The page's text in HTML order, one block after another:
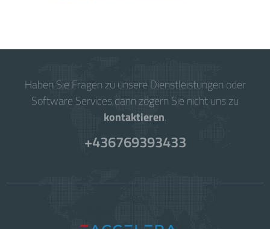
Haben Sie Fragen zu unsere Dienstleistungen oder
Software Services,dann zögern Sie nicht uns zu
kontaktieren.
+436769393433